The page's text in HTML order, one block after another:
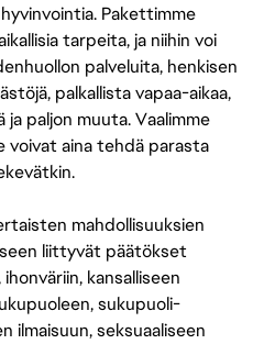
Pakettimme
tarpeita, ja niihin voi
palveluita, henkisen
palkallista vapaa-aikaa,
ja paljon muuta. Vaalimme
voivat aina tehdä parasta
mahdollisuuksien
liittyvät päätökset
kansalliseen
sukupuoli-
seksuaaliseen